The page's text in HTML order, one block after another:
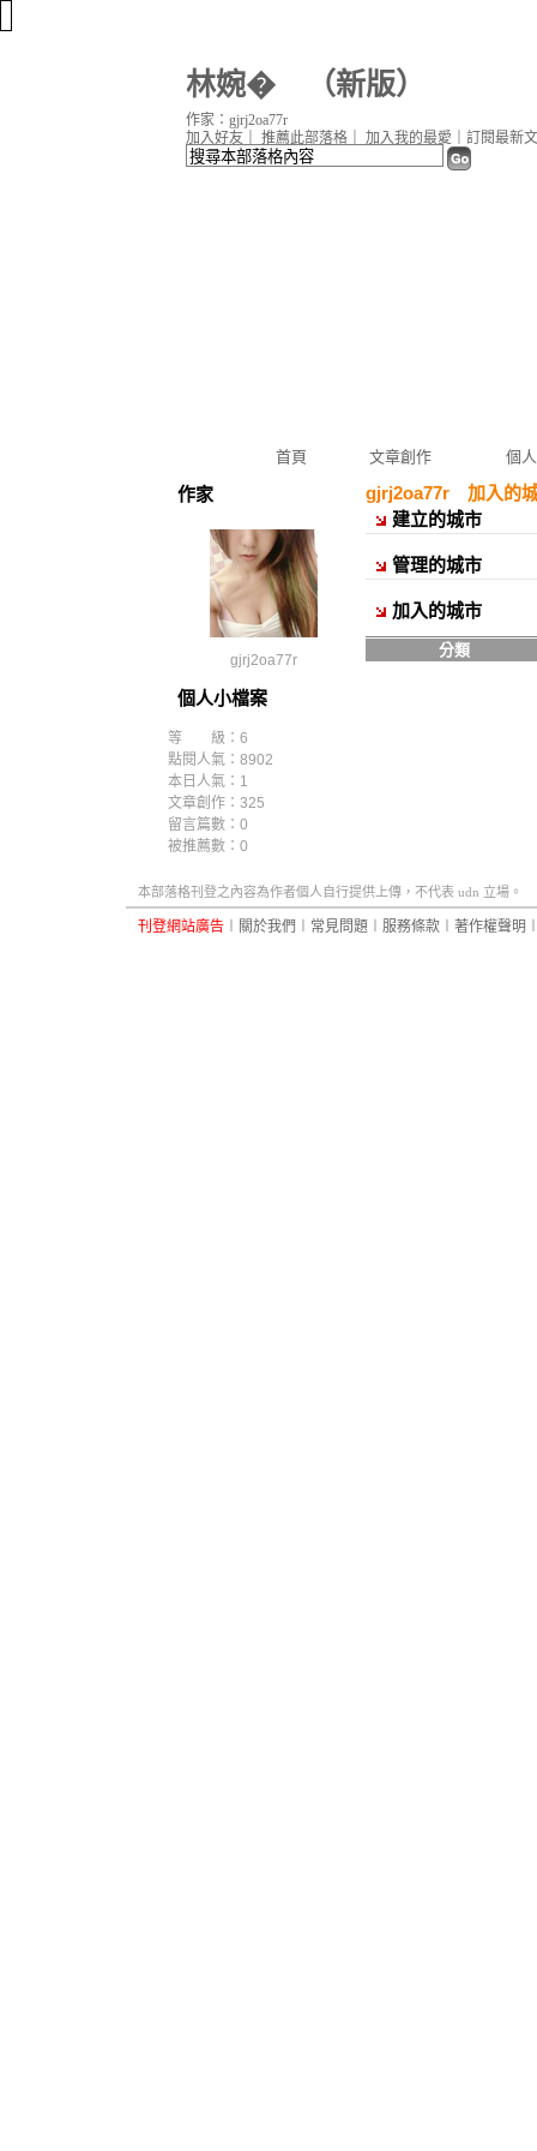
林婉� （新版）
首頁 文章創作 個
加入好友 推薦此部落格 加入我的最愛 訂閱最新
作家：gjrj2oa77r
作家
gjrj2oa77r
個人小檔案
等 級：6
點閱人氣：8902
本日人氣：1
文章創作：325
留言篇數：0
被推薦數： 0
gjrj2oa77r 加入的
建立的城市
管理的城市
加入的城市
分類
本部落格刊登之內容為作者個人自行提供上傳，不代表 udn 立場。
刊登網站廣告 關於我們 常見問題 服務條款 著作權聲明